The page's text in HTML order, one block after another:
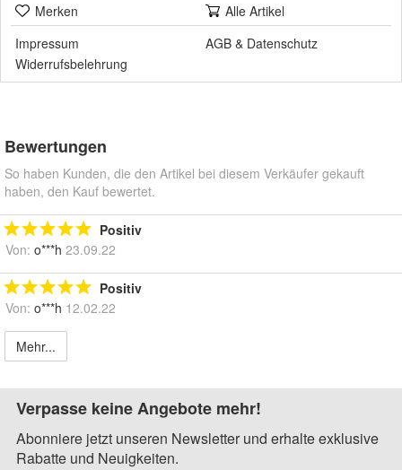
Merken
Alle Artikel
Impressum
AGB & Datenschutz
Widerrufsbelehrung
Bewertungen
So haben Kunden, die den Artikel bei diesem Verkäufer gekauft
haben, den Kauf bewertet.
Positiv
Von: o***h 23.09.22
Positiv
Von: o***h 12.02.22
Mehr...
Verpasse keine Angebote mehr!
Abonniere jetzt unseren Newsletter und erhalte exklusive
Rabatte und Neuigkeiten.